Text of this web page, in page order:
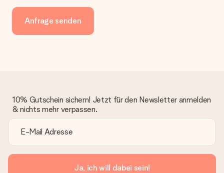
Anfrage senden
10% Gutschein sichern! Jetzt für den Newsletter anmelden
& nichts mehr verpassen.
Ja, ich will dabei sein!